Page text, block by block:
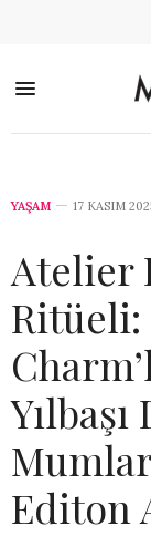
YAŞAM 17 KASIM
Atelier
Ritüeli:
Editon